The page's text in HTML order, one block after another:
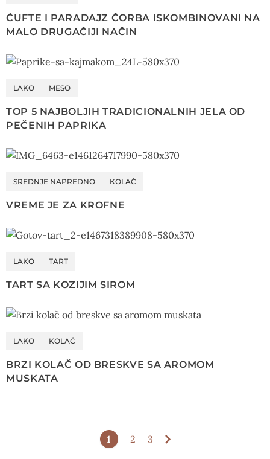
ĆUFTE I PARADAJZ ČORBA ISKOMBINOVANI NA
MALO DRUGAČIJI NAČIN
LAKO MESO
TOP 5 NAJBOLJIH TRADICIONALNIH JELA OD
PEČENIH PAPRIKA
SREDNJE NAPREDNO KOLAČ
VREME JE ZA KROFNE
LAKO TART
TART SA KOZIJIM SIROM
LAKO KOLAČ
BRZI KOLAČ OD BRESKVE SA AROMOM
MUSKATA
1 2 3